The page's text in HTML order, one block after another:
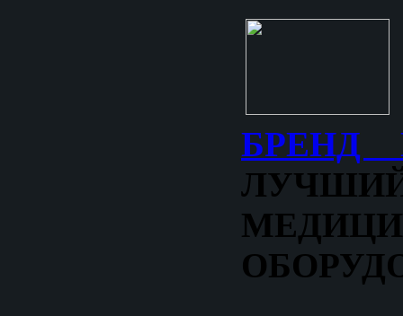
БРЕНД